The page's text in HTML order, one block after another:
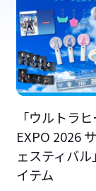
「ウルトラ
EXPO 2026
ェスティバ
イテム